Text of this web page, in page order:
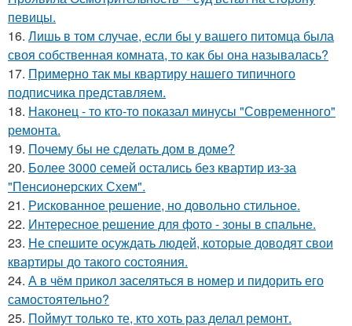
певицы.
16. Лишь в том случае, если бы у вашего питомца была
своя собственная комната, то как бы она называлась?
17. Примерно так мы квартиру нашего типичного
подписчика представляем.
18. Наконец - то кто-то показал минусы "Современного"
ремонта.
19. Почему бы не сделать дом в доме?
20. Более 3000 семей остались без квартир из-за
"Пенсионерских Схем".
21. Рискованное решение, но довольно стильное.
22. Интересное решение для фото - зоны в спальне.
23. Не спешите осуждать людей, которые доводят свои
квартиры до такого состояния.
24. А в чём прикол заселяться в номер и пидорить его
самостоятельно?
25. Поймут только те, кто хоть раз делал ремонт.